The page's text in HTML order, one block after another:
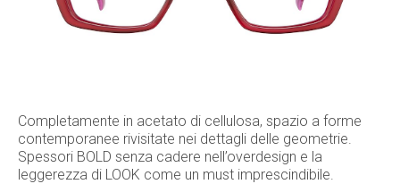
Completamente in acetato di cellulosa, spazio a forme
contemporanee rivisitate nei dettagli delle geometrie.
Spessori BOLD senza cadere nell’overdesign e la
leggerezza di LOOK come un must imprescindibile.